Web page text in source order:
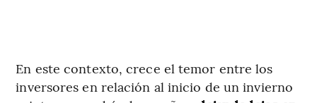
En este contexto, crece el temor entre los
inversores en relación al inicio de un invierno